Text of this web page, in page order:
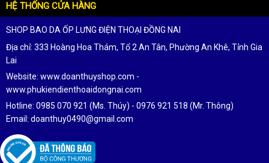
HỆ THỐNG CỬA HÀNG
SHOP BAO DA ỐP LƯNG ĐIỆN THOẠI ĐỒNG NAI
Địa chỉ: 333 Hoàng Hoa Thám, Tổ 2 An Tân, Phường An Khê, Tỉnh Gia
Lai
Website: www.doanthuyshop.com -
www.phukiendienthoaidongnai.com
Hotline: 0985 070 921 (Ms. Thúy) - 0976 921 518 (Mr. Thông)
Email: doanthuy0490@gmail.com